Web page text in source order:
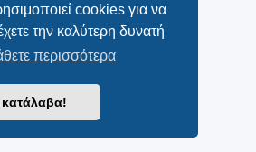
cookies για να
την καλύτερη δυνατή
περισσότερα